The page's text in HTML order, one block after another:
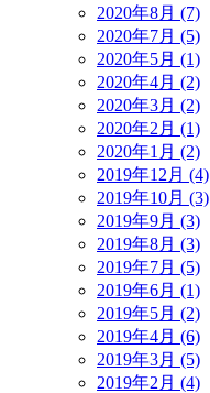
2020年8月 (7)
2020年7月 (5)
2020年5月 (1)
2020年4月 (2)
2020年3月 (2)
2020年2月 (1)
2020年1月 (2)
2019年12月 (4)
2019年10月 (3)
2019年9月 (3)
2019年8月 (3)
2019年7月 (5)
2019年6月 (1)
2019年5月 (2)
2019年4月 (6)
2019年3月 (5)
2019年2月 (4)